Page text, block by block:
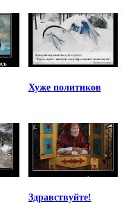
Хуже политиков
Здравствуйте!